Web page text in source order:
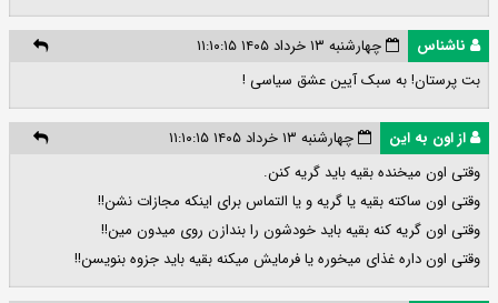
ناشناس
چهارشنبه ۱۳ خرداد ۱۴۰۵ ۱۱:۱۰:۱۵
بت پرستان! به سبک آیین عشق سیاسی !
از اون به این
چهارشنبه ۱۳ خرداد ۱۴۰۵ ۱۱:۱۰:۱۵
وقتی اون میخنده بقیه باید گریه کنن.
وقتی اون ساکته بقیه یا گریه و یا التماس برای اینکه مجازات نشن!!
وقتی اون گریه کنه بقیه باید خودشون را بندازن روی میدون مین!!
وقتی اون داره غذای میخوره یا فرمایش میکنه بقیه باید جزوه بنویسن!!